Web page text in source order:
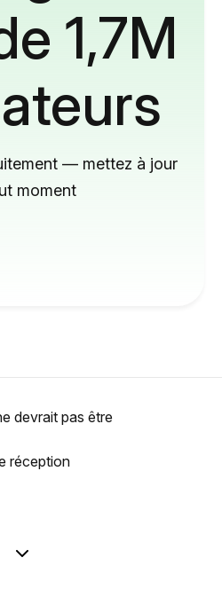
1,7M
— mettez à jour
moment
devrait pas être
réception